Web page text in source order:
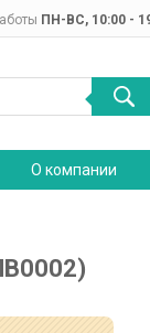
ПН-ВC, 10:00 -
О компании